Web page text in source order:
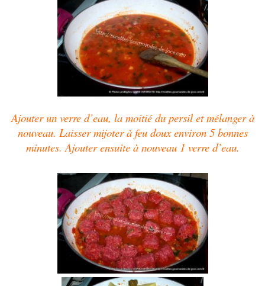
Ajouter un verre d’eau, la moitié du persil et mélanger à
nouveau. Laisser mijoter à feu doux environ 5 bonnes
minutes. Ajouter ensuite à nouveau 1 verre d’eau.